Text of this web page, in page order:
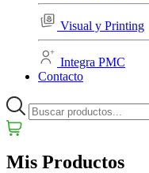
Visual y Printing
Integra PMC
Contacto
Mis Productos